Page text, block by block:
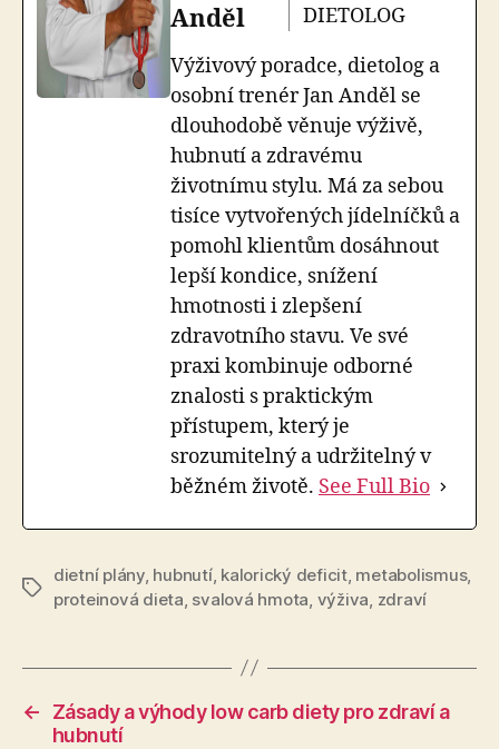
Anděl
DIETOLOG
Výživový poradce, dietolog a
osobní trenér Jan Anděl se
dlouhodobě věnuje výživě,
hubnutí a zdravému
životnímu stylu. Má za sebou
tisíce vytvořených jídelníčků a
pomohl klientům dosáhnout
lepší kondice, snížení
hmotnosti i zlepšení
zdravotního stavu. Ve své
praxi kombinuje odborné
znalosti s praktickým
přístupem, který je
srozumitelný a udržitelný v
běžném životě. See Full Bio
Štítky
dietní plány, hubnutí, kalorický deficit, metabolismus,
proteinová dieta svalová hmota výživa zdraví
←
Zásady a výhody low carb diety pro zdraví a
hubnutí